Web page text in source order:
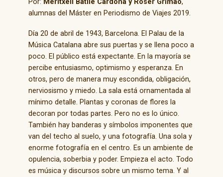
alumnas del Máster en Periodismo de Viajes 2019.
Día 20 de abril de 1943, Barcelona. El Palau de la
Música Catalana abre sus puertas y se llena poco a
poco. El público está expectante. En la mayoría se
percibe entusiasmo, optimismo y esperanza. En
otros, pero de manera muy escondida, obligación,
nerviosismo y miedo. La sala está ornamentada al
mínimo detalle. Plantas y coronas de flores la
decoran por todas partes. Pero no es lo único.
También hay banderas y símbolos imponentes que
van del techo al suelo, y una fotografía. Una sola y
enorme fotografía en el centro. Es un ambiente de
opulencia, soberbia y poder. Empieza el acto. Todo
es música y discursos sobre un mismo tema. Y al